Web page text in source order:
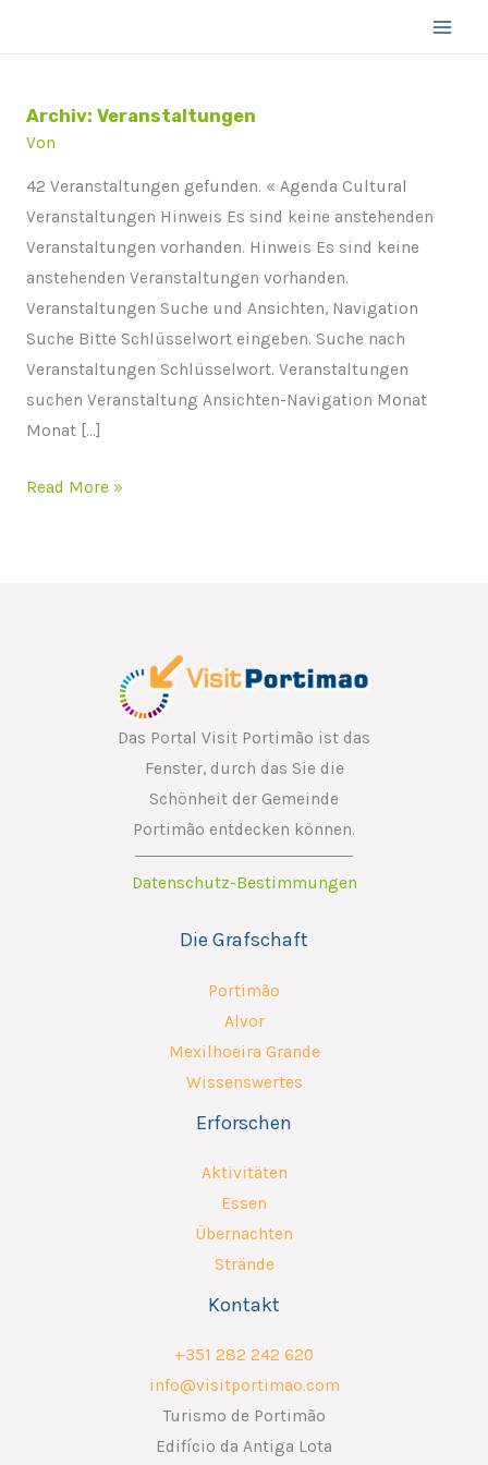
Archiv: Veranstaltungen
Von
42 Veranstaltungen gefunden. « Agenda Cultural
Veranstaltungen Hinweis Es sind keine anstehenden
Veranstaltungen vorhanden. Hinweis Es sind keine
anstehenden Veranstaltungen vorhanden.
Veranstaltungen Suche und Ansichten, Navigation
Suche Bitte Schlüsselwort eingeben. Suche nach
Veranstaltungen Schlüsselwort. Veranstaltungen
suchen Veranstaltung Ansichten-Navigation Monat
Monat […]
Ausstellung
„arte.com
AGE“
Read More »
Das Portal Visit Portimão ist das
Fenster, durch das Sie die
Schönheit der Gemeinde
Portimão entdecken können.
Datenschutz-Bestimmungen
Die Grafschaft
Portimão
Alvor
Mexilhoeira Grande
Wissenswertes
Erforschen
Aktivitäten
Essen
Übernachten
Strände
Kontakt
+351 282 242 620
info@visitportimao.com
Turismo de Portimão
Edifício da Antiga Lota